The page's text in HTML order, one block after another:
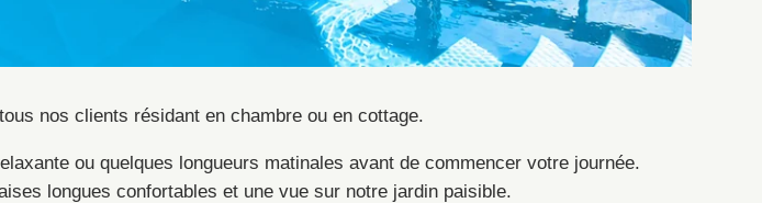
nos clients résidant en chambre ou en cottage.
ou quelques longueurs matinales avant de commencer votre journée.
longues confortables et une vue sur notre jardin paisible.